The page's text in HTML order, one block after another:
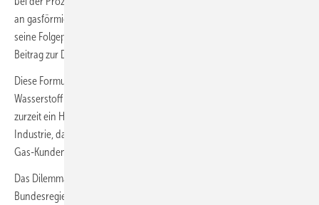
an gasförmigen Energieträgern bestehen bleiben. Wasserstoff und
seine Folgeprodukte können langfristig auf verschiedene Weise einen
Beitrag zur Dekarbonisierung von Teilen des Wärmemarkts leisten.“
Diese Formulierung in der NWS ist alles andere als eine Steilvorlage für
Wasserstoff zum Heizen. Aber auch kein Ausschluss. Faktisch existiert
zurzeit ein Handlungsvakuum für die Gaswirtschaft, die herstellende
Industrie, das Heizungshandwerk, TGA-Planer, Energieberater und
Gas-Kunden.
Das Dilemma will der Nationale Wasserstoffrat (NWR), der von der
Bundesregierung mit der Verabschiedung der NWS am 10. Juni 2020